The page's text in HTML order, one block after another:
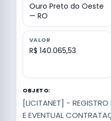
Ouro Preto do Oeste
— RO
VALOR
R$ 140.065,53
OBJETO:
[LICITANET] - REGISTRO
E EVENTUAL